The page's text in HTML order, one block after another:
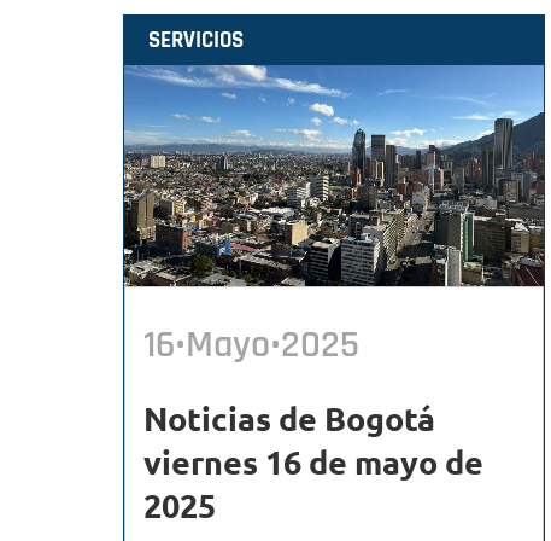
SERVICIOS
16•Mayo•2025
Noticias de Bogotá
viernes 16 de mayo de
2025